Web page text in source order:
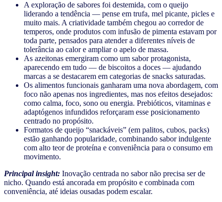
A exploração de sabores foi destemida, com o queijo
liderando a tendência — pense em trufa, mel picante, picles e
muito mais. A criatividade também chegou ao corredor de
temperos, onde produtos com infusão de pimenta estavam por
toda parte, pensados para atender a diferentes níveis de
tolerância ao calor e ampliar o apelo de massa.
As azeitonas emergiram como um sabor protagonista,
aparecendo em tudo — de biscoitos a doces — ajudando
marcas a se destacarem em categorias de snacks saturadas.
Os alimentos funcionais ganharam uma nova abordagem, com
foco não apenas nos ingredientes, mas nos efeitos desejados:
como calma, foco, sono ou energia. Prebióticos, vitaminas e
adaptógenos infundidos reforçaram esse posicionamento
centrado no propósito.
Formatos de queijo “snackáveis” (em palitos, cubos, packs)
estão ganhando popularidade, combinando sabor indulgente
com alto teor de proteína e conveniência para o consumo em
movimento.
Principal insight: Inovação centrada no sabor não precisa ser de
nicho. Quando está ancorada em propósito e combinada com
conveniência, até ideias ousadas podem escalar.